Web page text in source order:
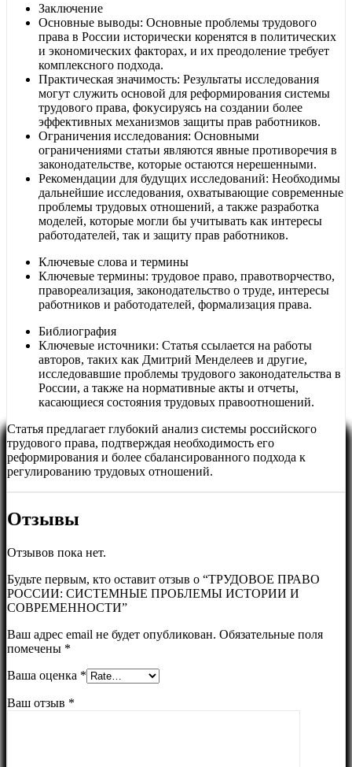
Заключение
Основные выводы: Основные проблемы трудового
права в России исторически коренятся в политических
и экономических факторах, и их преодоление требует
комплексного подхода.
Практическая значимость: Результаты исследования
могут служить основой для реформирования системы
трудового права, фокусируясь на создании более
эффективных механизмов защиты прав работников.
Ограничения исследования: Основными
ограничениями статьи являются явные противоречия в
законодательстве, которые остаются нерешенными.
Рекомендации для будущих исследований: Необходимы
дальнейшие исследования, охватывающие современные
проблемы трудовых отношений, а также разработка
моделей, которые могли бы учитывать как интересы
работодателей, так и защиту прав работников.
Ключевые слова и термины
Ключевые термины: трудовое право, правотворчество,
правореализация, законодательство о труде, интересы
работников и работодателей, формализация права.
Библиография
Ключевые источники: Статья ссылается на работы
авторов, таких как Дмитрий Менделеев и другие,
исследовавшие проблемы трудового законодательства в
России, а также на нормативные акты и отчеты,
касающиеся состояния трудовых правоотношений.
Статья предлагает глубокий анализ системы российского
трудового права, подтверждая необходимость его
реформирования и более сбалансированного подхода к
регулированию трудовых отношений.
Отзывы
Отзывов пока нет.
Будьте первым, кто оставит отзыв о “ТРУДОВОЕ ПРАВО
РОССИИ: СИСТЕМНЫЕ ПРОБЛЕМЫ ИСТОРИИ И
СОВРЕМЕННОСТИ”
Ваш адрес email не будет опубликован. Обязательные поля
помечены *
Ваша оценка *
Ваш отзыв *